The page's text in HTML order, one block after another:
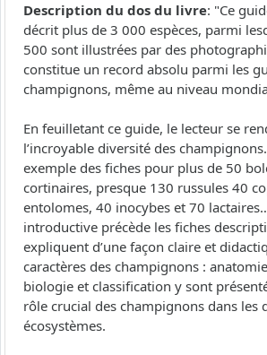
Description du dos du livre: "Ce
décrit plus de 3 000 espèces, parmi
500 sont illustrées par des
constitue un record absolu parmi les
champignons, même au niveau
En feuilletant ce guide, le lecteur se
l’incroyable diversité des
exemple des fiches pour plus de 50
cortinaires, presque 130 russules 40
entolomes, 40 inocybes et 70
introductive précède les fiches
expliquent d’une façon claire et
caractères des champignons :
biologie et classification y sont
rôle crucial des champignons dans les
écosystèmes.